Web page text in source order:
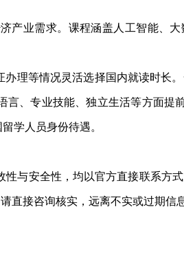
业需求。课程涵盖人工智能、大
理等情况灵活选择国内就读时长
、专业技能、独立生活等方面提
学人员身份待遇。
与安全性，均以官方直接联系方
直接咨询核实，远离不实或过期信